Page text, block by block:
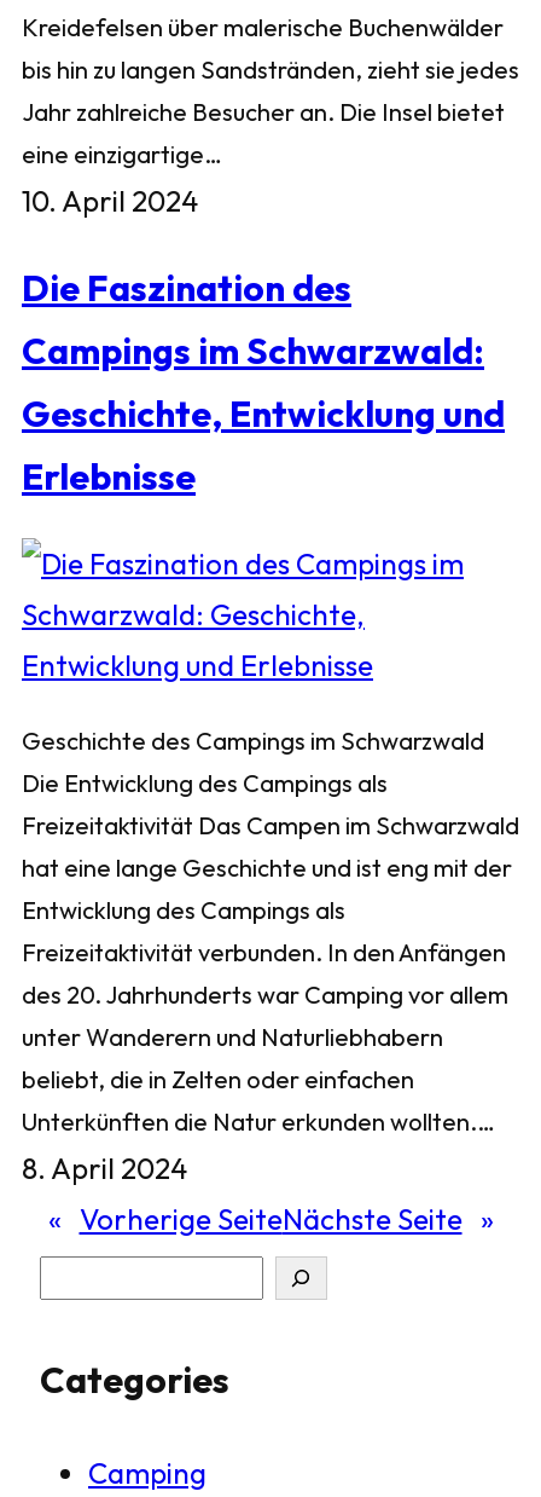
Kreidefelsen über malerische Buchenwälder
bis hin zu langen Sandstränden, zieht sie jedes
Jahr zahlreiche Besucher an. Die Insel bietet
eine einzigartige…
10. April 2024
Die Faszination des
Campings im Schwarzwald:
Geschichte, Entwicklung und
Erlebnisse
Geschichte des Campings im Schwarzwald
Die Entwicklung des Campings als
Freizeitaktivität Das Campen im Schwarzwald
hat eine lange Geschichte und ist eng mit der
Entwicklung des Campings als
Freizeitaktivität verbunden. In den Anfängen
des 20. Jahrhunderts war Camping vor allem
unter Wanderern und Naturliebhabern
beliebt, die in Zelten oder einfachen
Unterkünften die Natur erkunden wollten.…
8. April 2024
« Vorherige SeiteNächste Seite »
c
Categories
Camping